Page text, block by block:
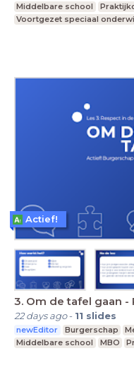
Middelbare school
Voortgezet speciaal
3. Om de tafel gaan -
22 days ago- 11 slides
newEditor Burgerschap
Middelbare school
MBO
Actief!